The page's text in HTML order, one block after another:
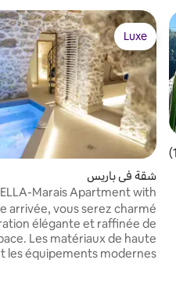
Luxe
Luxe
شقة في باريس
Marais Apartment with
private mini pool
arrivée, vous serez charmé
élégante et raffinée de
Les matériaux de haute
les équipements modernes